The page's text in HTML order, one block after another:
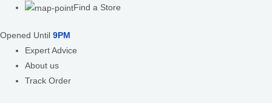
Find a Store
Opened Until 9PM
Expert Advice
About us
Track Order